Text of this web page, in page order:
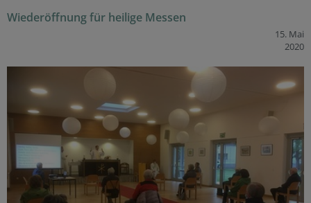
Wiederöffnung für heilige Messen
15. Mai
2020